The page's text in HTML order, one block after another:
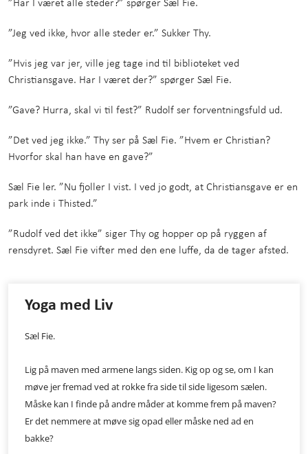
”Har I været alle steder?” spørger Sæl Fie.
”Jeg ved ikke, hvor alle steder er.” Sukker Thy.
”Hvis jeg var jer, ville jeg tage ind til biblioteket ved
Christiansgave. Har I været der?” spørger Sæl Fie.
”Gave? Hurra, skal vi til fest?” Rudolf ser forventningsfuld ud.
”Det ved jeg ikke.” Thy ser på Sæl Fie. ”Hvem er Christian?
Hvorfor skal han have en gave?”
Sæl Fie ler. ”Nu fjoller I vist. I ved jo godt, at Christiansgave er en
park inde i Thisted.”
”Rudolf ved det ikke” siger Thy og hopper op på ryggen af
rensdyret. Sæl Fie vifter med den ene luffe, da de tager afsted.
Yoga med Liv
Sæl Fie.
Lig på maven med armene langs siden. Kig op og se, om I kan
møve jer fremad ved at rokke fra side til side ligesom sælen.
Måske kan I finde på andre måder at komme frem på maven?
Er det nemmere at møve sig opad eller måske ned ad en
bakke?